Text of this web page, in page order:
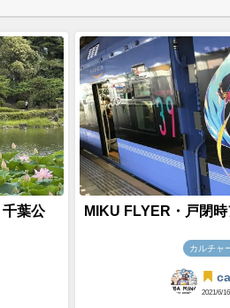
葉公
MIKU FLYER・戸閉
カルチャ
2021/6/16